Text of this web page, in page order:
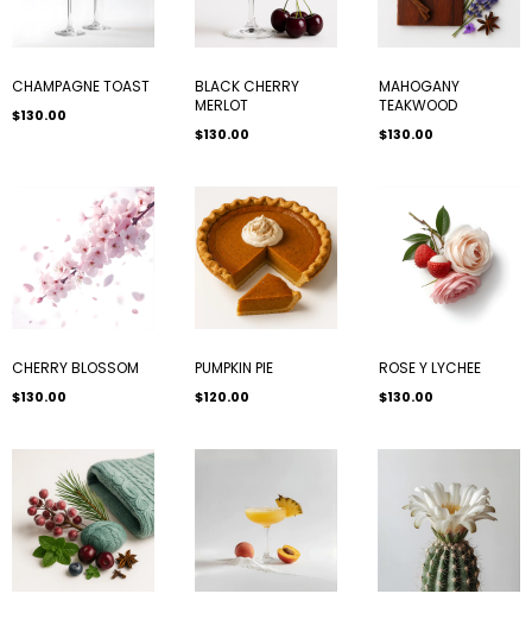
CHAMPAGNE TOAST
$130.00
BLACK CHERRY
MERLOT
$130.00
MAHOGANY
TEAKWOOD
$130.00
CHERRY BLOSSOM
$130.00
PUMPKIN PIE
$120.00
ROSE Y LYCHEE
$130.00